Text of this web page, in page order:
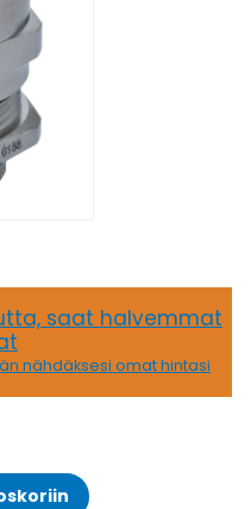
saat halvemmat
nähdäksesi omat hintasi